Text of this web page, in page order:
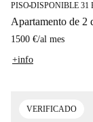
PISO■DISPONIBLE 31
Apartamento de 2
1500 €/al mes
+info
VERIFICADO